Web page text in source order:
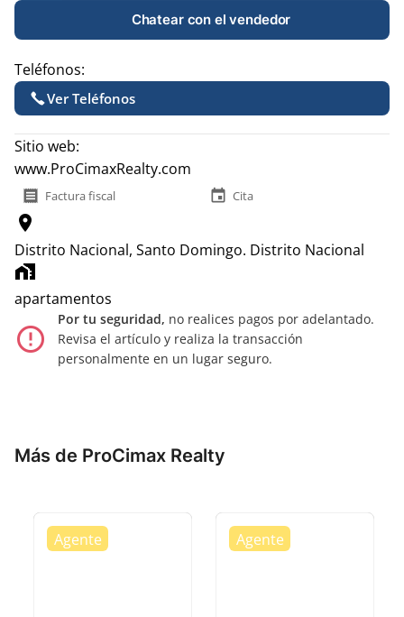
Chatear con el vendedor
Teléfonos:
Ver Teléfonos
Sitio web:
www.ProCimaxRealty.com
receipt Factura fiscal event Cita
location_on
Distrito Nacional, Santo Domingo. Distrito Nacional
home_work
apartamentos
error_outline
Por tu seguridad, no realices pagos por adelantado.
Revisa el artículo y realiza la transacción
personalmente en un lugar seguro.
Más de ProCimax Realty